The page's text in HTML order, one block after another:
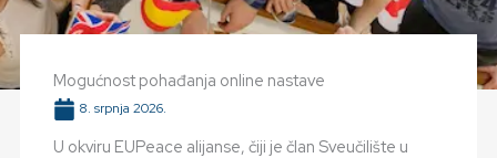
Mogućnost pohađanja online nastave
8. srpnja 2026.
U okviru EUPeace alijanse, čiji je član Sveučilište u